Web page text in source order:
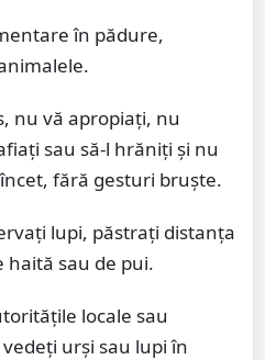
în pădure,
nu vă apropiați, nu
sau să-l hrăniți și nu
fără gesturi bruște.
lupi, păstrați distanța
haită sau de pui.
locale sau
urși sau lupi în